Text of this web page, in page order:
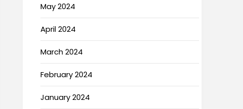
May 2024
April 2024
March 2024
February 2024
January 2024